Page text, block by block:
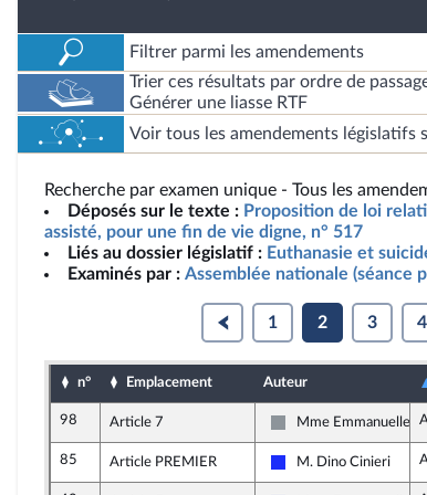
Filtrer parmi les amendements
Trier ces résultats par ordre de
Générer une liasse RTF
Voir tous les amendements législatifs
Recherche par examen unique - Tous les
Déposés sur le texte : Proposition de loi
assisté, pour une fin de vie digne, n° 517
Liés au dossier législatif : Euthanasie et
Examinés par : Assemblée nationale (séance
1 2 3 4
n° Emplacement Auteur
98 Article 7
Non inscrit
Mme Emmanuelle
85 Article PREMIER
Les Républicains
M. Dino Cinieri